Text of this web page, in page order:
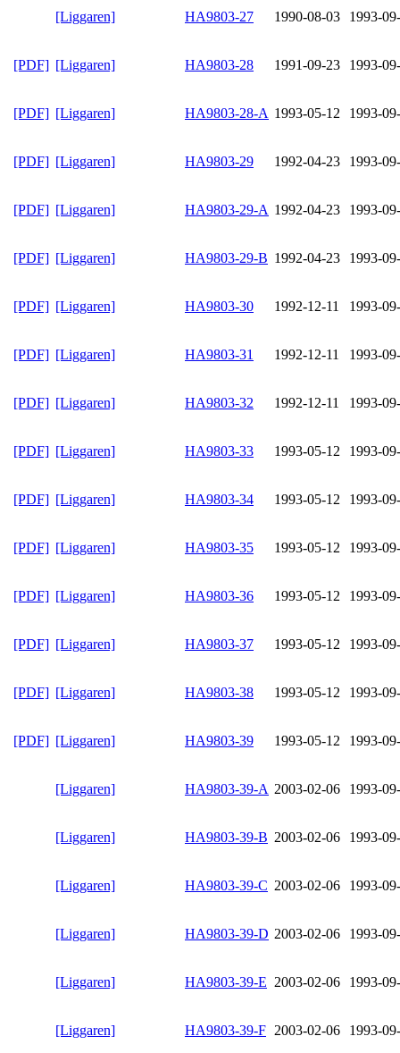
[Liggaren] HA9803-27 1990-08-03 1993-
[PDF] [Liggaren] HA9803-28 1991-09-23 1993-
[PDF] [Liggaren] HA9803-28-A 1993-05-12 1993-
[PDF] [Liggaren] HA9803-29 1992-04-23 1993-
[PDF] [Liggaren] HA9803-29-A 1992-04-23 1993-
[PDF] [Liggaren] HA9803-29-B 1992-04-23 1993-
[PDF] [Liggaren] HA9803-30 1992-12-11 1993-
[PDF] [Liggaren] HA9803-31 1992-12-11 1993-
[PDF] [Liggaren] HA9803-32 1992-12-11 1993-
[PDF] [Liggaren] HA9803-33 1993-05-12 1993-
[PDF] [Liggaren] HA9803-34 1993-05-12 1993-
[PDF] [Liggaren] HA9803-35 1993-05-12 1993-
[PDF] [Liggaren] HA9803-36 1993-05-12 1993-
[PDF] [Liggaren] HA9803-37 1993-05-12 1993-
[PDF] [Liggaren] HA9803-38 1993-05-12 1993-
[PDF] [Liggaren] HA9803-39 1993-05-12 1993-
[Liggaren] HA9803-39-A 2003-02-06 1993-
[Liggaren] HA9803-39-B 2003-02-06 1993-
[Liggaren] HA9803-39-C 2003-02-06 1993-
[Liggaren] HA9803-39-D 2003-02-06 1993-
[Liggaren] HA9803-39-E 2003-02-06 1993-
[Liggaren] HA9803-39-F 2003-02-06 1993-